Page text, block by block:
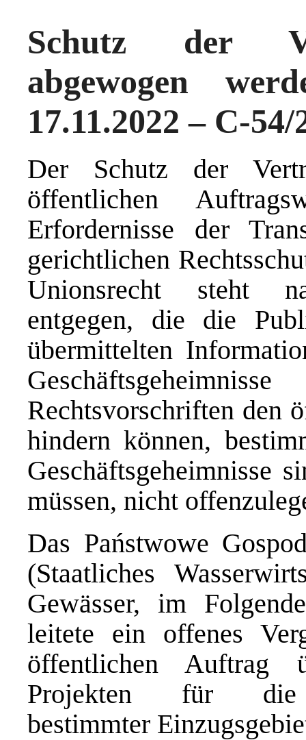
Schutz der
abgewogen
17.11.2022 – C-54/
Der Schutz der
öffentlichen
Erfordernisse der
gerichtlichen
Unionsrecht steht
entgegen, die die
übermittelten
Rechtsvorschriften den
hindern können,
Geschäftsgeheimnisse
müssen, nicht
Das Państwowe
(Staatliches
Gewässer, im
leitete ein offenes
öffentlichen Auftrag
Projekten für die
bestimmter